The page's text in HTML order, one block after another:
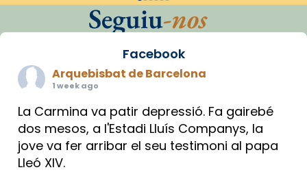
Seguiu-nos
Facebook
Arquebisbat de Barcelona
1 week ago
La Carmina va patir depressió. Fa gairebé
dos mesos, a l'Estadi Lluís Companys, la
jove va fer arribar el seu testimoni al papa
Lleó XIV.